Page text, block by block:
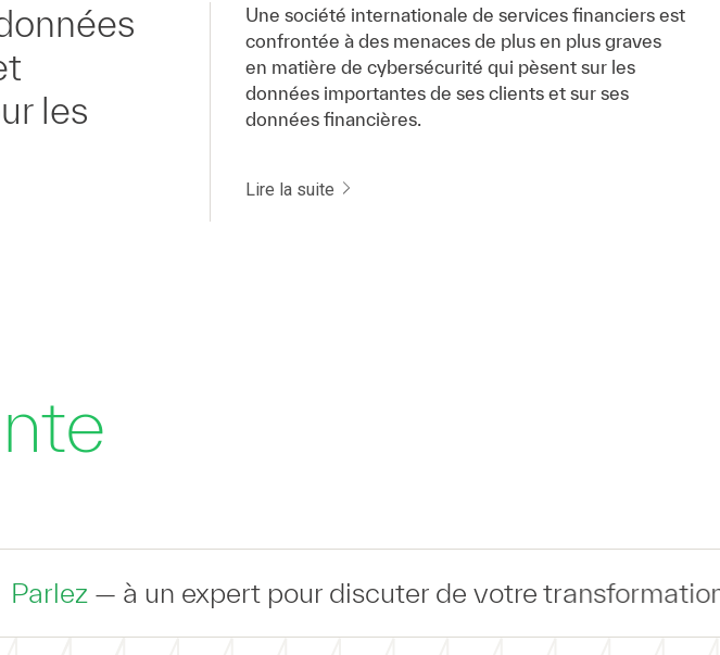
les
Une société internationale de services financiers est
confrontée à des menaces de plus en plus graves
en matière de cybersécurité qui pèsent sur les
données importantes de ses clients et sur ses
données financières.
Lire la suite
un expert pour discuter de votre transformation